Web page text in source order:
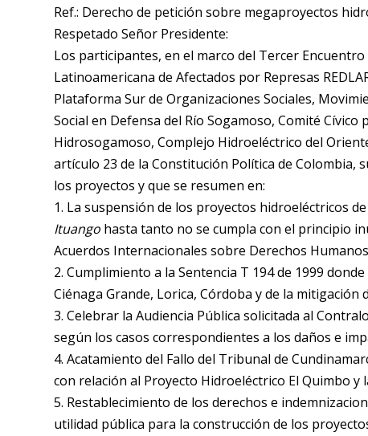
Ref.: Derecho de petición sobre megaproyectos
Respetado Señor Presidente:
Los participantes, en el marco del Tercer
Latinoamericana de Afectados por Represas
Plataforma Sur de Organizaciones Sociales,
Social en Defensa del Río Sogamoso, Comité
Hidrosogamoso, Complejo Hidroeléctrico del
artículo 23 de la Constitución Política de Colombia,
los proyectos y que se resumen en:
1. La suspensión de los proyectos hidroeléctricos
Ituango hasta tanto no se cumpla con el principio
Acuerdos Internacionales sobre Derechos
2. Cumplimiento a la Sentencia T 194 de 1999
Ciénaga Grande, Lorica, Córdoba y de la
3. Celebrar la Audiencia Pública solicitada al
según los casos correspondientes a los daños e
4. Acatamiento del Fallo del Tribunal de
con relación al Proyecto Hidroeléctrico El Quimbo y
5. Restablecimiento de los derechos e
utilidad pública para la construcción de los